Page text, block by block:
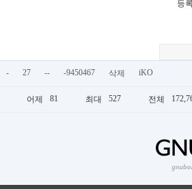
등
- 27 -- -9450467 삭제 iKO
어제 81 최대 527 전체